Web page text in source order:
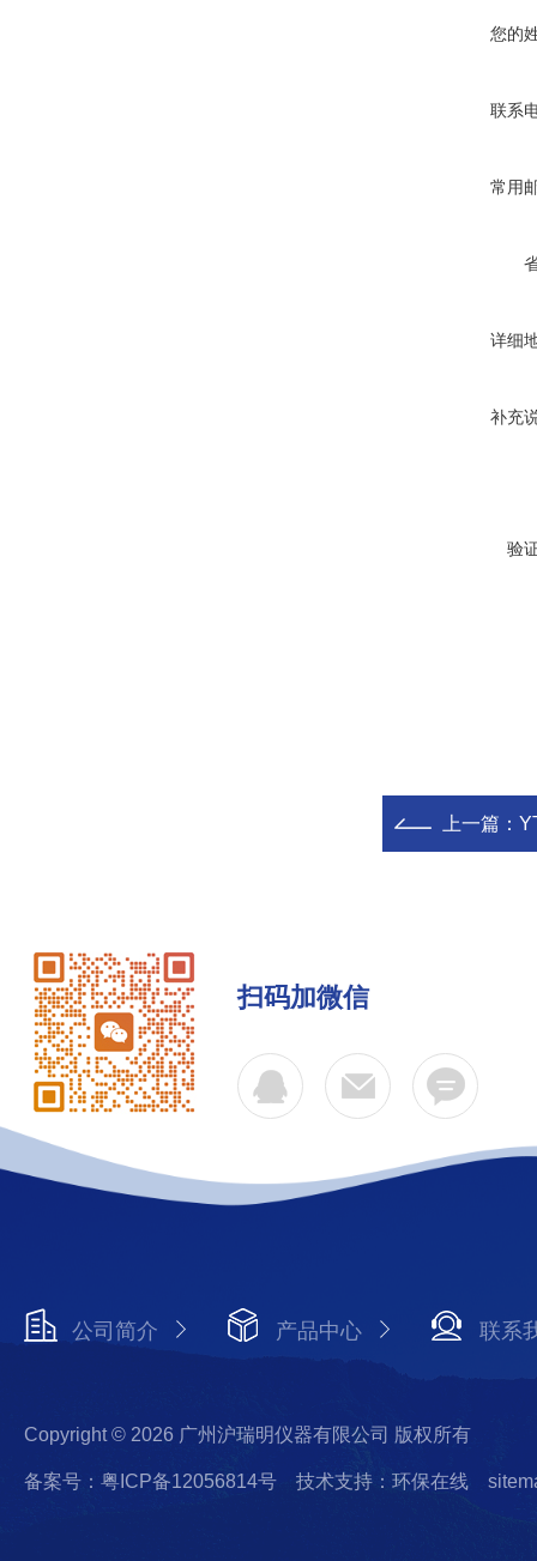
您的
联系
常用
详细
补充
验
上一篇：
扫码加微信
公司简介 产品中心 联系
Copyright © 2026 广州沪瑞明仪器有限公司 版权所有
备案号：粤ICP备12056814号 技术支持：环保在线